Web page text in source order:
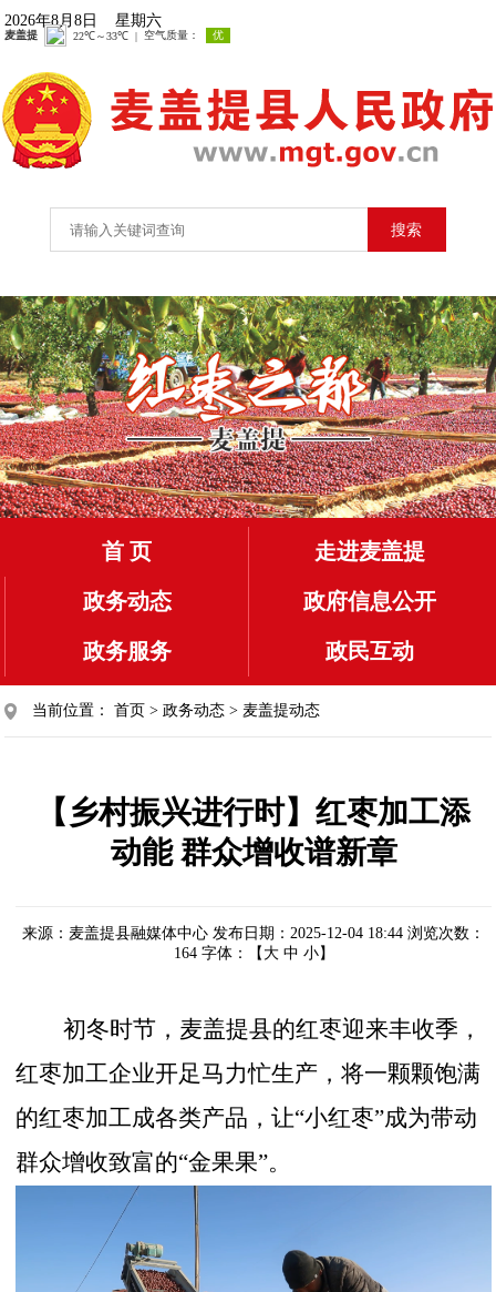
2026年8月8日 星期六
搜索
首 页 走进麦盖提
政务动态 政府信息公开
政务服务 政民互动
当前位置：首页 >政务动态 > 麦盖提动态
【乡村振兴进行时】红枣加工添
动能 群众增收谱新章
来源：麦盖提县融媒体中心 发布日期：2025-12-04 18:44 浏览次数：
164 字体：【 大 中 小】
初冬时节，麦盖提县的红枣迎来丰收季，
红枣加工企业开足马力忙生产，将一颗颗饱满
的红枣加工成各类产品，让“小红枣”成为带动
群众增收致富的“金果果”。